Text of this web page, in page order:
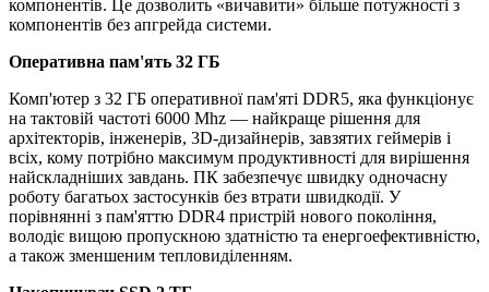
компонентів. Це дозволить «вичавити» більше потужності з
компонентів без апгрейда системи.
Оперативна пам'ять 32 ГБ
Комп'ютер з 32 ГБ оперативної пам'яті DDR5, яка функціонує
на тактовій частоті 6000 Mhz — найкраще рішення для
архітекторів, інженерів, 3D-дизайнерів, завзятих геймерів і
всіх, кому потрібно максимум продуктивності для вирішення
найскладніших завдань. ПК забезпечує швидку одночасну
роботу багатьох застосунків без втрати швидкодії. У
порівнянні з пам'яттю DDR4 пристрій нового покоління,
володіє вищою пропускною здатністю та енергоефективністю,
а також зменшеним тепловиділенням.